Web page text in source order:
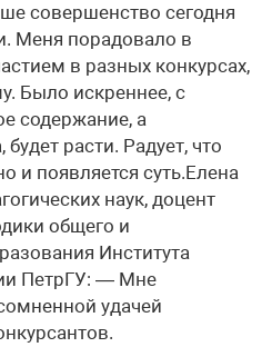
совершенство сегодня
Меня порадовало в
в разных конкурсах,
Было искреннее, с
содержание, а
расти. Радует, что
и появляется суть.Елена
наук, доцент
общего и
Института
ПетрГУ: — Мне
удачей